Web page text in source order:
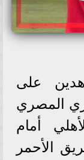
على
المصري
أمام
الأحمر